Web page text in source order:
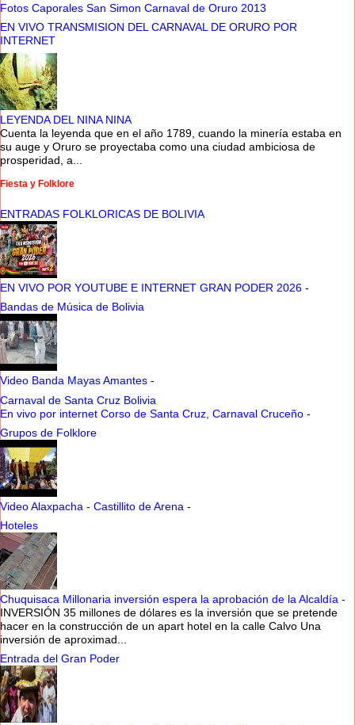
Fotos Caporales San Simon Carnaval de Oruro 2013
EN VIVO TRANSMISION DEL CARNAVAL DE ORURO POR
INTERNET
LEYENDA DEL NINA NINA
Cuenta la leyenda que en el año 1789, cuando la minería estaba en
su auge y Oruro se proyectaba como una ciudad ambiciosa de
prosperidad, a...
Fiesta y Folklore
ENTRADAS FOLKLORICAS DE BOLIVIA
EN VIVO POR YOUTUBE E INTERNET GRAN PODER 2026 -
Bandas de Música de Bolivia
Video Banda Mayas Amantes -
Carnaval de Santa Cruz Bolivia
En vivo por internet Corso de Santa Cruz, Carnaval Cruceño -
Grupos de Folklore
Video Alaxpacha - Castillito de Arena -
Hoteles
Chuquisaca Millonaria inversión espera la aprobación de la Alcaldía -
INVERSIÓN 35 millones de dólares es la inversión que se pretende
hacer en la construcción de un apart hotel en la calle Calvo Una
inversión de aproximad...
Entrada del Gran Poder